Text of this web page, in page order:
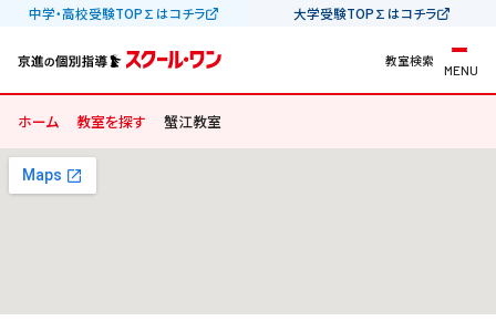
中学・高校受験TOP∑はコチラ 大学受験TOP∑はコチラ
教室検索
MENU
ホーム 教室を探す 蟹江教室